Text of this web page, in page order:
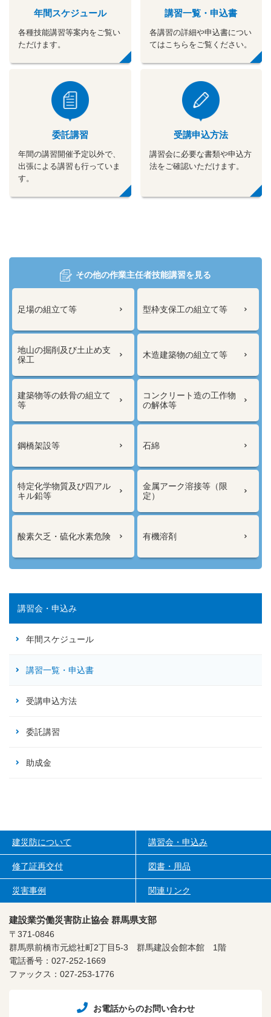
年間スケジュール
各種技能講習等案内をご覧い
ただけます。
講習一覧・申込書
各講習の詳細や申込書につい
てはこちらをご覧ください。
委託講習
年間の講習開催予定以外で、
出張による講習も行っていま
す。
受講申込方法
講習会に必要な書類や申込方
法をご確認いただけます。
その他の作業主任者技能講習を見る
足場の組立て等 型枠支保工の組立て等
地山の掘削及び土止め支
保工
木造建築物の組立て等
建築物等の鉄骨の組立て
等
コンクリート造の工作物
の解体等
鋼橋架設等 石綿
特定化学物質及び四アル
キル鉛等
金属アーク溶接等（限
定）
酸素欠乏・硫化水素危険 有機溶剤
講習会・申込み
年間スケジュール
講習一覧・申込書
受講申込方法
委託講習
助成金
建災防について 講習会・申込み
修了証再交付 図書・用品
災害事例 関連リンク
建設業労働災害防止協会 群馬県支部
〒371-0846
群馬県前橋市元総社町2丁目5-3 群馬建設会館本館 1階
電話番号：027-252-1669
ファックス：027-253-1776
お電話からのお問い合わせ